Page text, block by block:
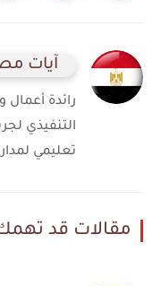
آيات
رائدة
التنفيذي
تعليمي
مقالات قد